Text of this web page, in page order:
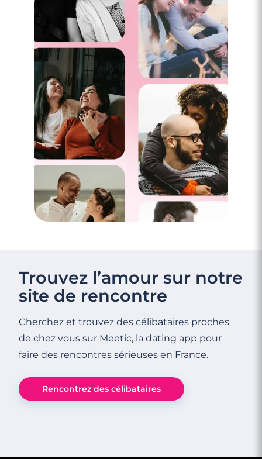
Trouvez l’amour sur notre
site de rencontre
Cherchez et trouvez des célibataires proches
de chez vous sur Meetic, la dating app pour
faire des rencontres sérieuses en France.
Rencontrez des célibataires